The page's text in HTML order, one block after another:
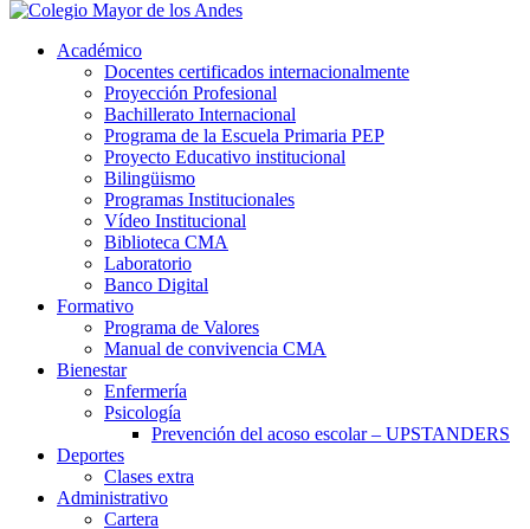
Académico
Docentes certificados internacionalmente
Proyección Profesional
Bachillerato Internacional
Programa de la Escuela Primaria PEP
Proyecto Educativo institucional
Bilingüismo
Programas Institucionales
Vídeo Institucional
Biblioteca CMA
Laboratorio
Banco Digital
Formativo
Programa de Valores
Manual de convivencia CMA
Bienestar
Enfermería
Psicología
Prevención del acoso escolar – UPSTANDERS
Deportes
Clases extra
Administrativo
Cartera